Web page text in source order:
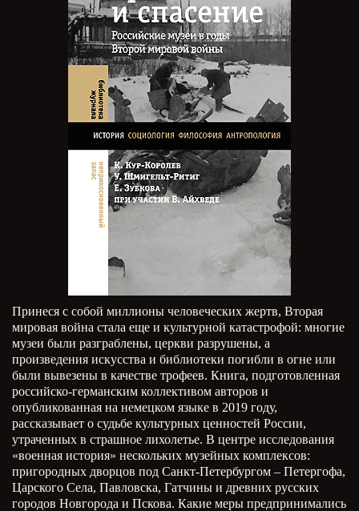
Принеся с собой миллионы человеческих жертв, Вторая
мировая война стала еще и культурной катастрофой: многие
музеи были разграблены, церкви разрушены, а
произведения искусства и библиотеки погибли в огне или
были вывезены в качестве трофеев. Книга, подготовленная
российско-германским коллективом авторов и
опубликованная на немецком языке в 2019 году,
рассказывает о судьбе культурных ценностей России,
утраченных в страшное лихолетье. В центре исследования
«военная история» нескольких музейных комплексов:
пригородных дворцов под Санкт-Петербургом – Петергофа,
Царского Села, Павловска, Гатчины и древних русских
городов Новгорода и Пскова. Какие меры предпринимались